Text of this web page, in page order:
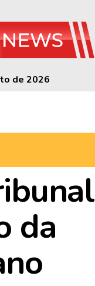
de 2026
da